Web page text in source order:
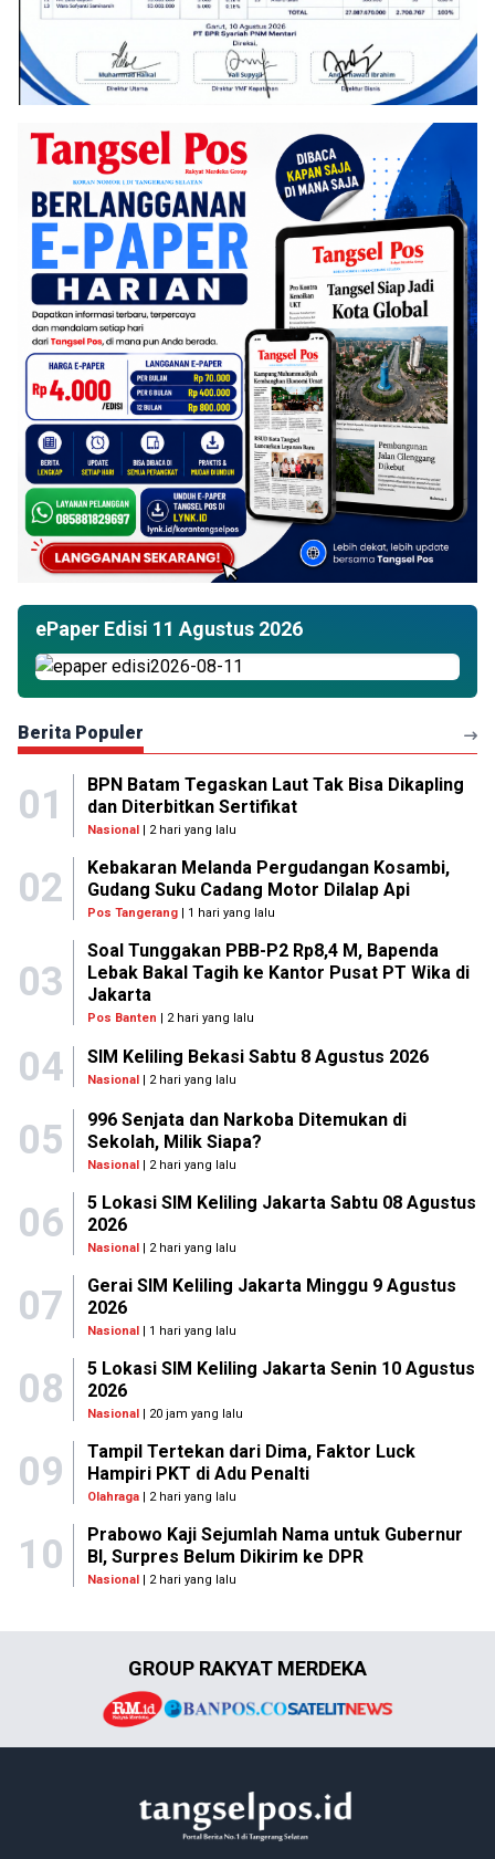
ePaper Edisi 11 Agustus 2026
Berita Populer
01
BPN Batam Tegaskan Laut Tak Bisa Dikapling
dan Diterbitkan Sertifikat
Nasional| 2 hari yang lalu
02
Kebakaran Melanda Pergudangan Kosambi,
Gudang Suku Cadang Motor Dilalap Api
Pos Tangerang| 1 hari yang lalu
03
Soal Tunggakan PBB-P2 Rp8,4 M, Bapenda
Lebak Bakal Tagih ke Kantor Pusat PT Wika di
Jakarta
Pos Banten | 2 hari yang lalu
04 SIM Keliling Bekasi Sabtu 8 Agustus 2026
Nasional | 2 hari yang lalu
05
996 Senjata dan Narkoba Ditemukan di
Sekolah, Milik Siapa?
Nasional| 2 hari yang lalu
06
5 Lokasi SIM Keliling Jakarta Sabtu 08 Agustus
2026
Nasional| 2 hari yang lalu
07
Gerai SIM Keliling Jakarta Minggu 9 Agustus
2026
Nasional| 1 hari yang lalu
08
5 Lokasi SIM Keliling Jakarta Senin 10 Agustus
2026
Nasional| 20 jam yang lalu
09
Tampil Tertekan dari Dima, Faktor Luck
Hampiri PKT di Adu Penalti
Olahraga| 2 hari yang lalu
10
Prabowo Kaji Sejumlah Nama untuk Gubernur
BI, Surpres Belum Dikirim ke DPR
Nasional| 2 hari yang lalu
GROUP RAKYAT MERDEKA